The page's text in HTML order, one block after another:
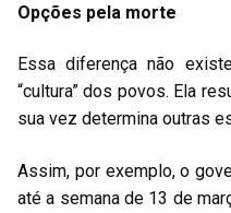
Opções pela morte
Essa diferença não
“cultura” dos povos. Ela
sua vez determina outras
Assim, por exemplo, o
até a semana de 13 de